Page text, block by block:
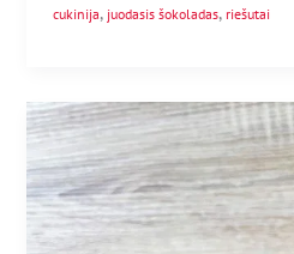
cukinija, juodasis šokoladas, riešutai